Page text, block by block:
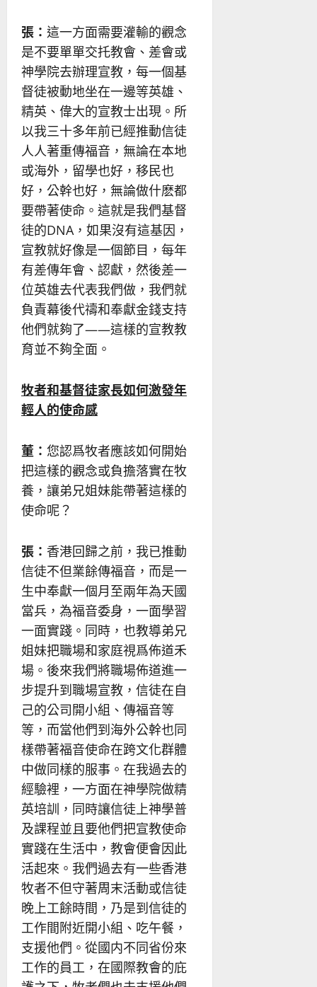
張： 這一方面需要灌輸的觀念
是不要單單交托教會、差會或
神學院去辦理宣教，每一個基
督徒被動地坐在一邊等英雄、
精英、偉大的宣教士出現。所
以我三十多年前已經推動信徒
人人著重傳福音，無論在本地
或海外，留學也好，移民也
好，公幹也好，無論做什麽都
要帶著使命。這就是我們基督
徒的DNA，如果沒有這基因，
宣教就好像是一個節目，每年
有差傳年會、認獻，然後差一
位英雄去代表我們做，我們就
負責幕後代禱和奉獻金錢支持
他們就夠了——這樣的宣教教
育並不夠全面。
牧者和基督徒家長如何激發年
輕人的使命感
董： 您認爲牧者應該如何開始
把這樣的觀念或負擔落實在牧
養，讓弟兄姐妹能帶著這樣的
使命呢？
張： 香港回歸之前，我已推動
信徒不但業餘傳福音，而是一
生中奉獻一個月至兩年為天國
當兵，為福音委身，一面學習
一面實踐。同時，也教導弟兄
姐妹把職場和家庭視爲佈道禾
場。後來我們將職場佈道進一
步提升到職場宣教，信徒在自
己的公司開小組、傳福音等
等，而當他們到海外公幹也同
樣帶著福音使命在跨文化群體
中做同樣的服事。在我過去的
經驗裡，一方面在神學院做精
英培訓，同時讓信徒上神學普
及課程並且要他們把宣教使命
實踐在生活中，教會便會因此
活起來。我們過去有一些香港
牧者不但守著周末活動或信徒
晚上工餘時間，乃是到信徒的
工作間附近開小組、吃午餐，
支援他們。從國内不同省份來
工作的員工，在國際教會的庇